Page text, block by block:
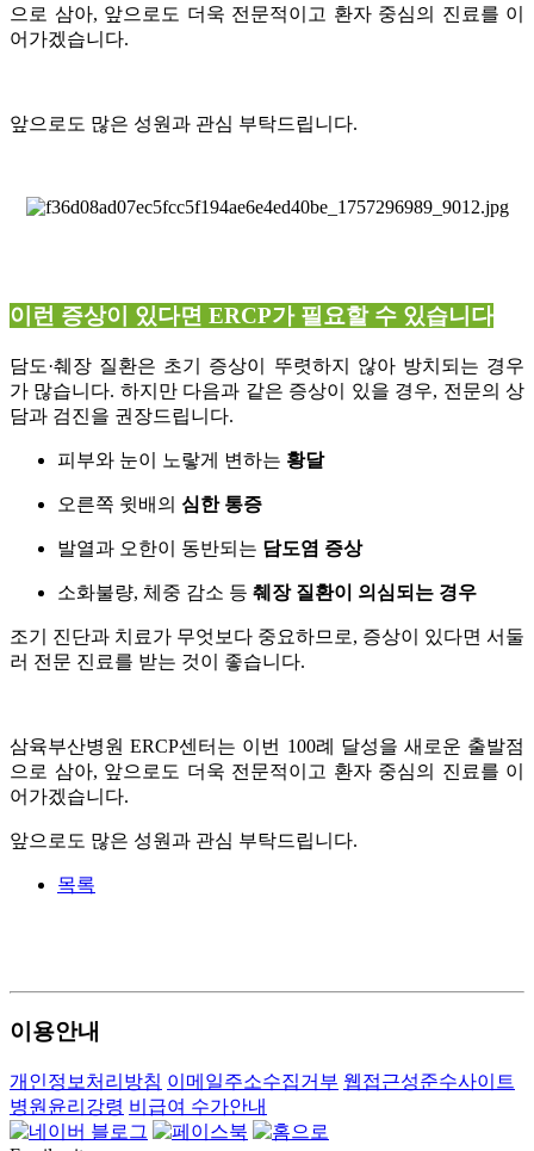
으로 삼아, 앞으로도 더욱 전문적이고 환자 중심의 진료를 이
어가겠습니다.
앞으로도 많은 성원과 관심 부탁드립니다.
이런 증상이 있다면 ERCP가 필요할 수 있습니다
담도·췌장 질환은 초기 증상이 뚜렷하지 않아 방치되는 경우
가 많습니다. 하지만 다음과 같은 증상이 있을 경우, 전문의 상
담과 검진을 권장드립니다.
피부와 눈이 노랗게 변하는 황달
오른쪽 윗배의 심한 통증
발열과 오한이 동반되는 담도염 증상
소화불량, 체중 감소 등 췌장 질환이 의심되는 경우
조기 진단과 치료가 무엇보다 중요하므로, 증상이 있다면 서둘
러 전문 진료를 받는 것이 좋습니다.
삼육부산병원 ERCP센터는 이번 100례 달성을 새로운 출발점
으로 삼아, 앞으로도 더욱 전문적이고 환자 중심의 진료를 이
어가겠습니다.
앞으로도 많은 성원과 관심 부탁드립니다.
목록
이용안내
개인정보처리방침 이메일주소수집거부 웹접근성준수사이트
병원윤리강령 비급여 수가안내